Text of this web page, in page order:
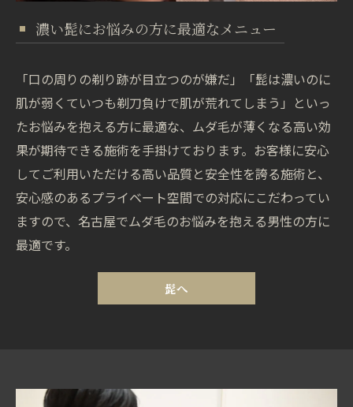
濃い髭にお悩みの方に最適なメニュー
「口の周りの剃り跡が目立つのが嫌だ」「髭は濃いのに
肌が弱くていつも剃刀負けで肌が荒れてしまう」といっ
たお悩みを抱える方に最適な、ムダ毛が薄くなる高い効
果が期待できる施術を手掛けております。お客様に安心
してご利用いただける高い品質と安全性を誇る施術と、
安心感のあるプライベート空間での対応にこだわってい
ますので、名古屋でムダ毛のお悩みを抱える男性の方に
最適です。
髭へ